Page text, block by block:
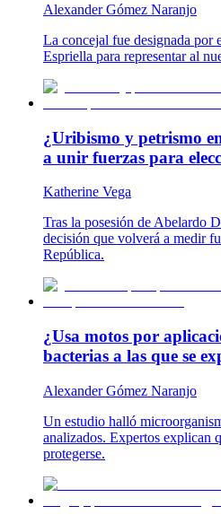
Alexander Gómez Naranjo
La concejal fue designada por
Espriella para representar al
¿Uribismo y petrismo
a unir fuerzas para
Katherine Vega
Tras la posesión de Abelardo
decisión que volverá a medir
República.
¿Usa motos por
bacterias a las que se
Alexander Gómez Naranjo
Un estudio halló
analizados. Expertos explican
protegerse.